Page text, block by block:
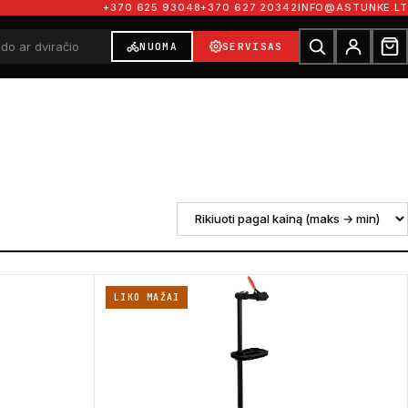
+370 625 93048+370 627 20342INFO@ASTUNKE.LT
NUOMA SERVISAS
LIKO MAŽAI